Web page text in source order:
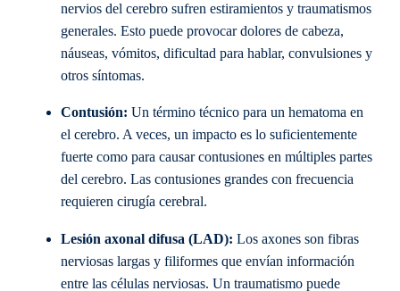
nervios del cerebro sufren estiramientos y traumatismos
generales. Esto puede provocar dolores de cabeza,
náuseas, vómitos, dificultad para hablar, convulsiones y
otros síntomas.
Contusión: Un término técnico para un hematoma en
el cerebro. A veces, un impacto es lo suficientemente
fuerte como para causar contusiones en múltiples partes
del cerebro. Las contusiones grandes con frecuencia
requieren cirugía cerebral.
Lesión axonal difusa (LAD): Los axones son fibras
nerviosas largas y filiformes que envían información
entre las células nerviosas. Un traumatismo puede